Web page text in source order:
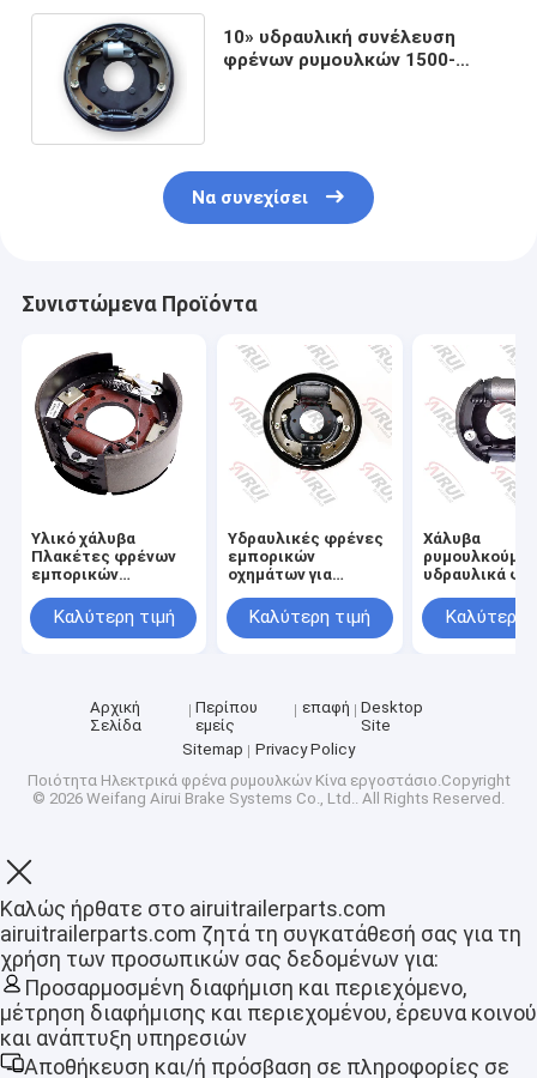
Αρχική Σελίδα
Προϊόντα
Εμφάνιση VR
10» υδραυλική συνέλευση
φρένων ρυμουλκών 1500-
Να συνεχίσει
Συνιστώμενα Προϊόντα
Υλικό χάλυβα
Πλακέτες φρένων
εμπορικών
χωρητικότητα υγρού
1 λίτρο
Καλύτερη τιμή
Υδραυλικές φρένες
εμπορικών
οχημάτων για
φορτίο 2000 - 3000
λίβρες
Καλύτερη τιμή
Χάλυβα
υδραυλικά
φορτίο 2000 -
λίβρες και
Καλύτερη
Αρχική
Σελίδα
Περίπου
εμείς
επαφή
Desktop
Site
Sitemap
Privacy Policy
Ποιότητα Ηλεκτρικά φρένα ρυμουλκώνΚίνα εργοστάσιο.Copyright
© 2026 Weifang Airui Brake Systems Co., Ltd.. All Rights Reserved.
Καλώς ήρθατε στο airuitrailerparts.com
airuitrailerparts.com ζητά τη συγκατάθεσή σας για τη
χρήση των προσωπικών σας δεδομένων για:
Προσαρμοσμένη διαφήμιση και περιεχόμενο,
μέτρηση διαφήμισης και περιεχομένου, έρευνα κοινού
και ανάπτυξη υπηρεσιών
Αποθήκευση και/ή πρόσβαση σε πληροφορίες σε